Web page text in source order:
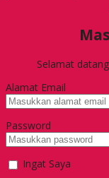
Selamat
Alamat Email
Password
Ingat Saya